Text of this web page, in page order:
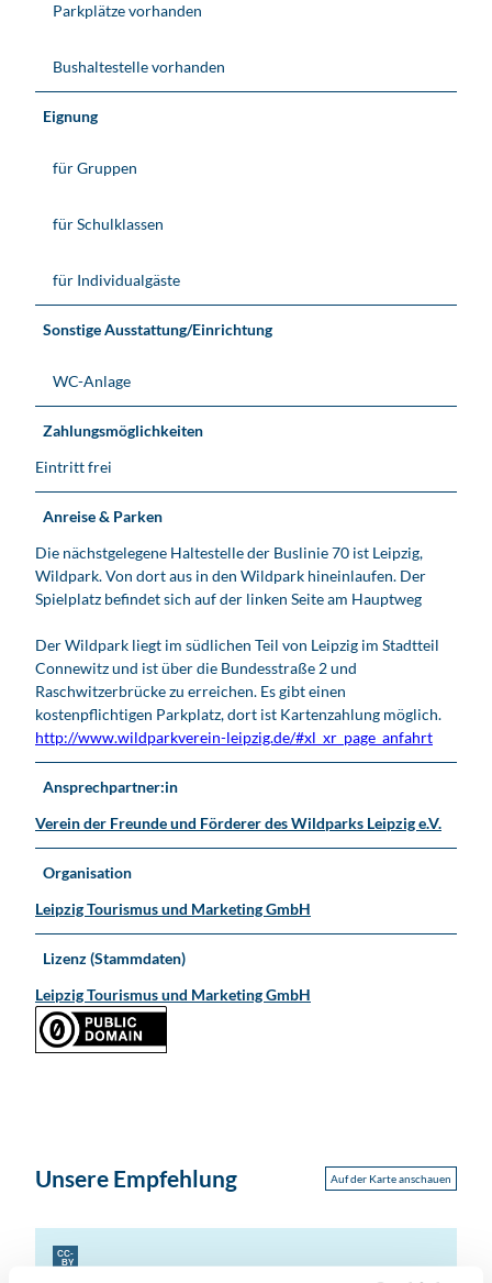
Parkplätze vorhanden
Bushaltestelle vorhanden
Eignung
für Gruppen
für Schulklassen
für Individualgäste
Sonstige Ausstattung/Einrichtung
WC-Anlage
Zahlungsmöglichkeiten
Eintritt frei
Anreise & Parken
Die nächstgelegene Haltestelle der Buslinie 70 ist Leipzig,
Wildpark. Von dort aus in den Wildpark hineinlaufen. Der
Spielplatz befindet sich auf der linken Seite am Hauptweg
Der Wildpark liegt im südlichen Teil von Leipzig im Stadtteil
Connewitz und ist über die Bundesstraße 2 und
Raschwitzerbrücke zu erreichen. Es gibt einen
kostenpflichtigen Parkplatz, dort ist Kartenzahlung möglich.
http://www.wildparkverein-leipzig.de/#xl_xr_page_anfahrt
Ansprechpartner:in
Verein der Freunde und Förderer des Wildparks Leipzig e.V.
Organisation
Leipzig Tourismus und Marketing GmbH
Lizenz (Stammdaten)
Leipzig Tourismus und Marketing GmbH
Unsere Empfehlung Auf der Karte anschauen
CC-
BY